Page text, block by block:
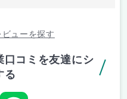
ューを探す
口コミを友達にシ
る